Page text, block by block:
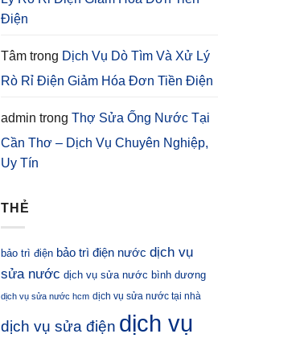
Điện
Tâm trong Dịch Vụ Dò Tìm Và Xử Lý
Rò Rỉ Điện Giảm Hóa Đơn Tiền Điện
admin trong Thợ Sửa Ống Nước Tại
Cần Thơ – Dịch Vụ Chuyên Nghiệp,
Uy Tín
THẺ
bảo trì điện bảo trì điện nước dịch vụ
sửa nước dịch vụ sửa nước bình dương
dịch vụ sửa nước hcm dịch vụ sửa nước tại nhà
dịch vụ sửa điện dịch vụ